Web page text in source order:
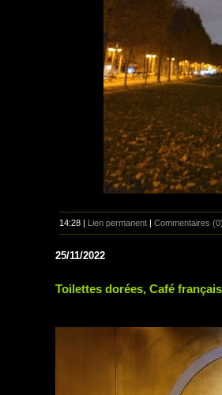
14:28 | Lien permanent | Commentaires
25/11/2022
Toilettes dorées, Café français